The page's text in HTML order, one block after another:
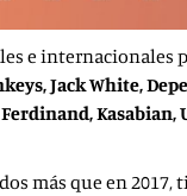
e internacionales
Jack White,
más que en